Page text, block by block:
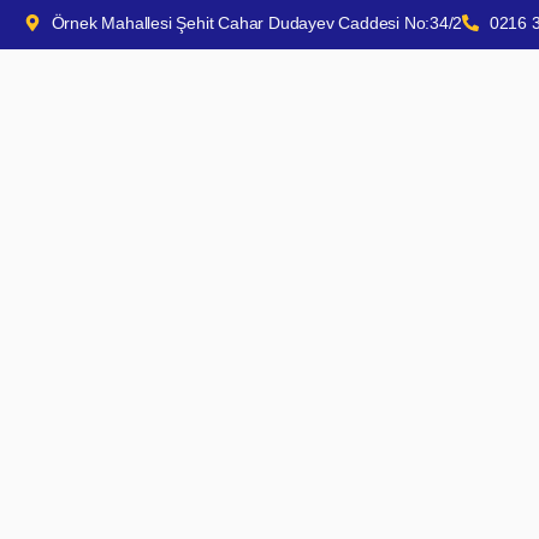
Örnek Mahallesi Şehit Cahar Dudayev Caddesi No:34/2 0216